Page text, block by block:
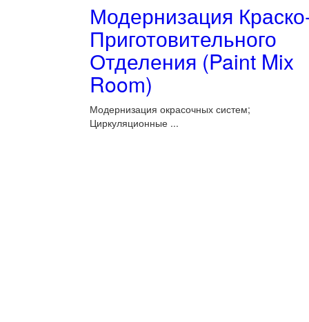
Модернизация
Приготовительного
Отделения (Paint Mix
Room)
Модернизация окрасочных систем;
Циркуляционные ...